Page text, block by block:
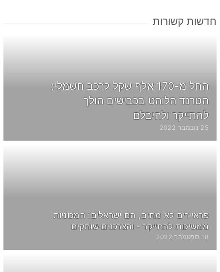
חדשות קשורות
החל מ-170 אלף שקל לרכב חשמלי:
הטרנד הלוהט בכבישים הולך
להתייקר ולהיבלם
25 נובמבר 2022
פראיירים לא מתים, הם ישראלים: המכוניות
ממשיכות להתייקר - והצרכנים שותקים
18 ספטמבר 2022